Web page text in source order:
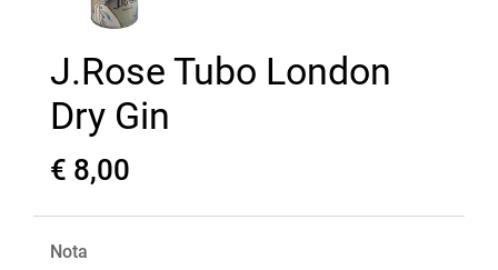
J.Rose Tubo London
Dry Gin
€ 8,00
Nota